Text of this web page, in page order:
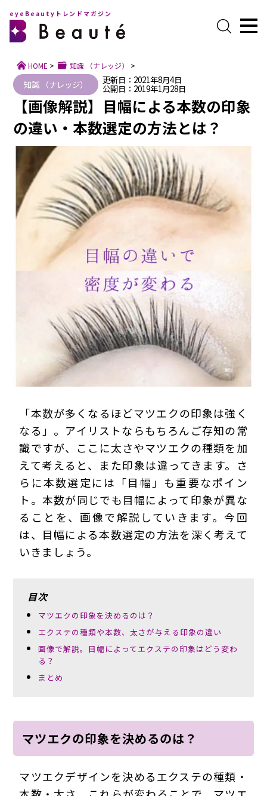
プライバシーポリシー
eyeBeautyトレンドマガジン
HOME > 知識 （ナレッジ） >
知識 （ナレッジ） 更新日：2021年8月4日
公開日：2019年1月28日
【画像解説】目幅による本数の印象
の違い・本数選定の方法とは？
「本数が多くなるほどマツエクの印象は強く
なる」。アイリストならもちろんご存知の常
識ですが、ここに太さやマツエクの種類を加
えて考えると、また印象は違ってきます。さ
らに本数選定には「目幅」も重要なポイン
ト。本数が同じでも目幅によって印象が異な
ることを、画像で解説していきます。今回
は、目幅による本数選定の方法を深く考えて
いきましょう。
目次
マツエクの印象を決めるのは？
エクステの種類や本数、太さが与える印象の違い
画像で解説。目幅によってエクステの印象はどう変わ
る？
まとめ
マツエクの印象を決めるのは？
マツエクデザインを決めるエクステの種類・